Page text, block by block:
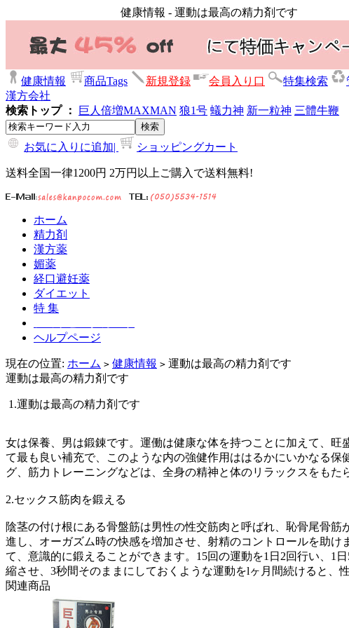
健康情報 - 運動は最高の精力剤です
健康情報 商品Tags 新規登録 会員入り口 特集検索
漢方会社
検索トップ ：
巨人倍増MAXMAN 狼1号 蟻力神 新一粒神 三體牛鞭
お気に入りに追加| ショッピングカート
送料全国一律1200円 2万円以上ご購入で送料無料!
ホーム
精力剤
漢方薬
媚薬
経口避妊薬
ダイエット
特 集
ヘルプページ
現在の位置: ホーム > 健康情報 > 運動は最高の精力剤です
運動は最高の精力剤です
1.運動は最高の精力剤です
女は保養、男は鍛錬です。運働は健康な体を持つことに加えて、
て最も良い補充で、このような内の強健作用ははるかにいかなる
グ、筋力トレーニングなどは、全身の精神と体のリラックスをも
2.セックス筋肉を鍛える
陰茎の付け根にある骨盤筋は男性の性交筋肉と呼ばれ、恥骨尾骨
進し、オーガズム時の快感を増加させ、射精のコントロールを助
て、意識的に鍛えることができます。15回の運動を1日2回行い、1
縮させ、3秒間そのままにしておくような運動をlヶ月間続けると、
関連商品